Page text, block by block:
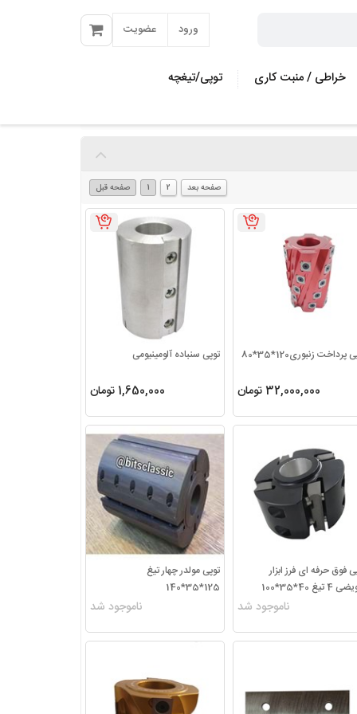
ورود عضویت
مته چوب بر
مته گازور
مته سوراخ کاری مربع
بتونه حرارتی
خراطی / منبت کاری توپی/تیغچه
صفحه قبل 1 2 صفحه بعد
پرداخت زنبوری120*35*80
32,000,000 تومان
توپی سنباده آلومینیومی
1,650,000 تومان
فوق حرفه ای فرز ابزار
تیغ 40*35*100
ناموجود شد
توپی مولدر چهار تیغ
125*35*140
ناموجود شد